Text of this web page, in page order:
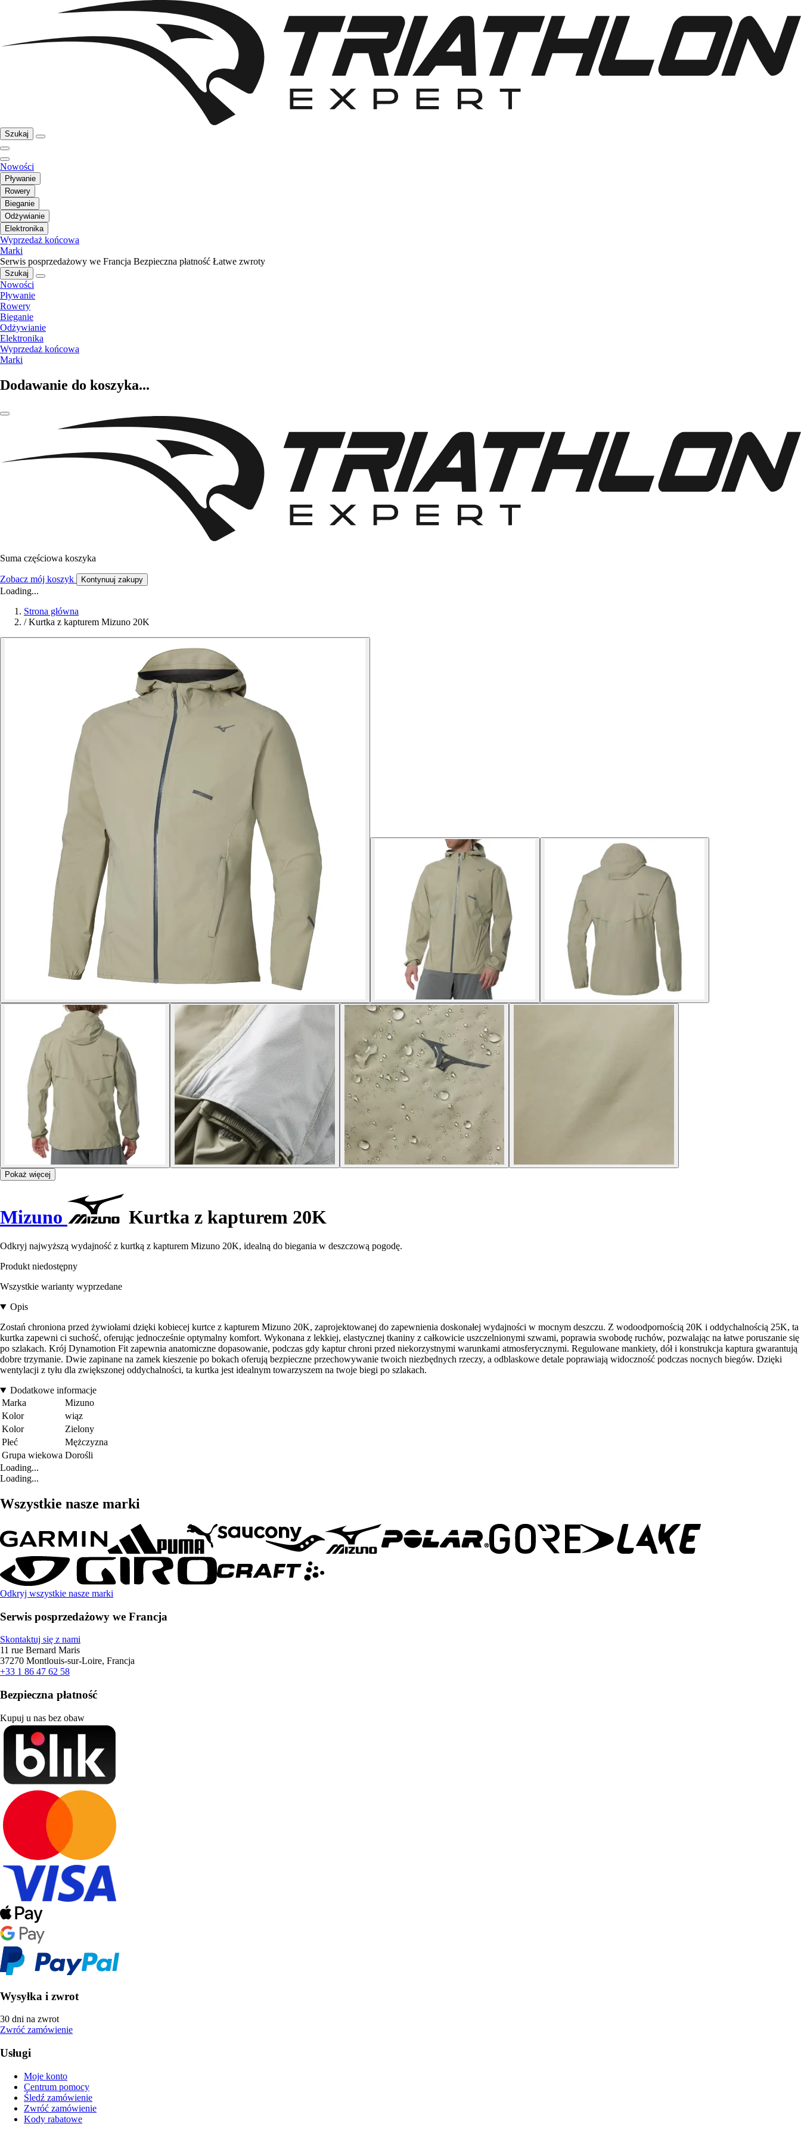
Szukaj
Nowości
Pływanie
Rowery
Bieganie
Odżywianie
Elektronika
Wyprzedaż końcowa
Marki
Serwis posprzedażowy we Francja Bezpieczna płatność Łatwe zwroty
Szukaj
Nowości
Pływanie
Rowery
Bieganie
Odżywianie
Elektronika
Wyprzedaż końcowa
Marki
Dodawanie do koszyka...
Suma częściowa koszyka
Zobacz mój koszyk Kontynuuj zakupy
Loading...
Strona główna
/ Kurtka z kapturem Mizuno 20K
Pokaż więcej
Mizuno Kurtka z kapturem 20K
Odkryj najwyższą wydajność z kurtką z kapturem Mizuno 20K, idealną do biegania w deszczową pogodę.
Produkt niedostępny
Wszystkie warianty wyprzedane
Opis
Zostań chroniona przed żywiołami dzięki kobiecej kurtce z kapturem Mizuno 20K, zaprojektowanej do zapewnienia doskonałej wydajności w mocnym deszczu. Z wodoodpornością 20K i oddychalnością 25K, ta
kurtka zapewni ci suchość, oferując jednocześnie optymalny komfort. Wykonana z lekkiej, elastycznej tkaniny z całkowicie uszczelnionymi szwami, poprawia swobodę ruchów, pozwalając na łatwe poruszanie się
po szlakach. Krój Dynamotion Fit zapewnia anatomiczne dopasowanie, podczas gdy kaptur chroni przed niekorzystnymi warunkami atmosferycznymi. Regulowane mankiety, dół i konstrukcja kaptura gwarantują
dobre trzymanie. Dwie zapinane na zamek kieszenie po bokach oferują bezpieczne przechowywanie twoich niezbędnych rzeczy, a odblaskowe detale poprawiają widoczność podczas nocnych biegów. Dzięki
wentylacji z tyłu dla zwiększonej oddychalności, ta kurtka jest idealnym towarzyszem na twoje biegi po szlakach.
Dodatkowe informacje
Marka
Mizuno
Kolor
wiąz
Kolor
Zielony
Płeć
Mężczyzna
Grupa wiekowa Dorośli
Loading...
Loading...
Wszystkie nasze marki
Odkryj wszystkie nasze marki
Serwis posprzedażowy we Francja
Skontaktuj się z nami
11 rue Bernard Maris
37270 Montlouis-sur-Loire, Francja
+33 1 86 47 62 58
Bezpieczna płatność
Kupuj u nas bez obaw
Wysyłka i zwrot
30 dni na zwrot
Zwróć zamówienie
Usługi
Moje konto
Centrum pomocy
Śledź zamówienie
Zwróć zamówienie
Kody rabatowe